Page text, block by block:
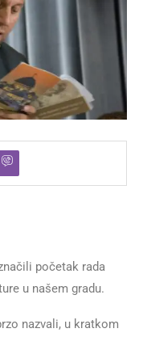
početak rada
u našem gradu.
nazvali, u kratkom